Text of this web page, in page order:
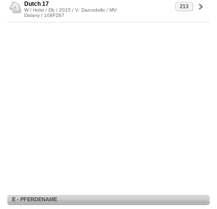
213
Dutch 17
W / Holst / Db / 2015 / V: Darcodello / MV:
Dolany / 108FZ67
E - PFERDENAME